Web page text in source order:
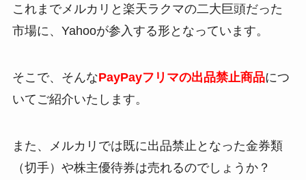
これまでメルカリと楽天ラクマの二大巨頭だった
市場に、Yahooが参入する形となっています。
そこで、そんなPayPayフリマの出品禁止商品につ
いてご紹介いたします。
また、メルカリでは既に出品禁止となった金券類
（切手）や株主優待券は売れるのでしょうか？